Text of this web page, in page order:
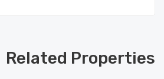
Related Properties